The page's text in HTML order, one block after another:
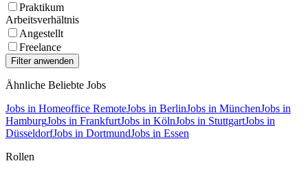
Praktikum
Arbeitsverhältnis
Angestellt
Freelance
Ähnliche Beliebte Jobs
Jobs in Homeoffice RemoteJobs in BerlinJobs in MünchenJobs in
HamburgJobs in FrankfurtJobs in KölnJobs in StuttgartJobs in
DüsseldorfJobs in DortmundJobs in Essen
Rollen